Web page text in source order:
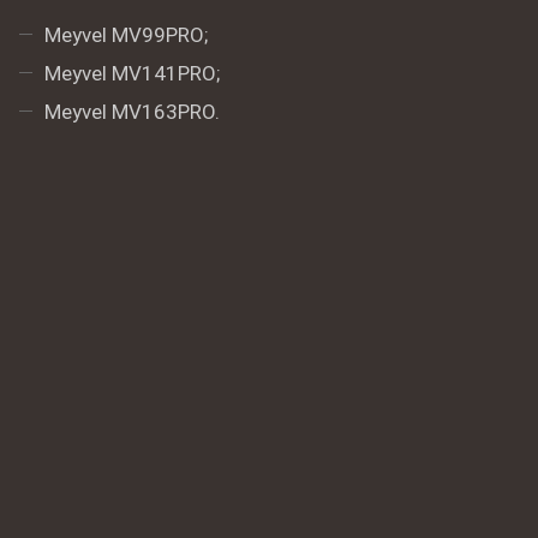
Meyvel MV99PRO;
Meyvel MV141PRO;
Meyvel MV163PRO.